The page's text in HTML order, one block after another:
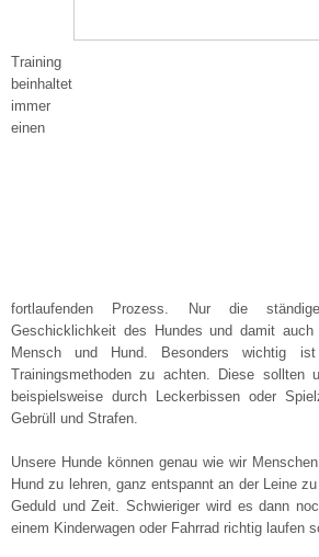
Training
beinhaltet
immer
einen
fortlaufenden Prozess. Nur die
Geschicklichkeit des Hundes und damit
Mensch und Hund. Besonders wichtig
Trainingsmethoden zu achten. Diese sollten
beispielsweise durch Leckerbissen oder
Gebrüll und Strafen.
Unsere Hunde können genau wie wir
Hund zu lehren, ganz entspannt an der Leine
Geduld und Zeit. Schwieriger wird es dann
einem Kinderwagen oder Fahrrad richtig laufen